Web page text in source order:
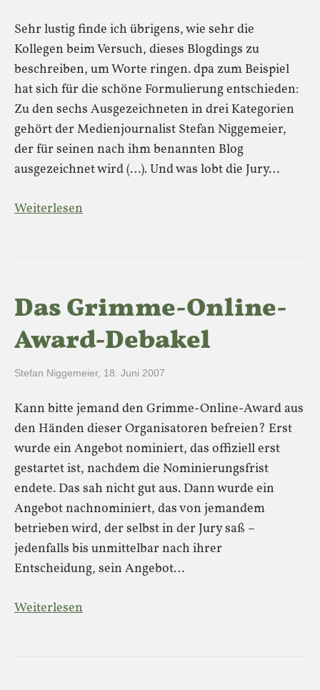
Sehr lustig finde ich übrigens, wie sehr die
Kollegen beim Versuch, dieses Blogdings zu
beschreiben, um Worte ringen. dpa zum Beispiel
hat sich für die schöne Formulierung entschieden:
Zu den sechs Ausgezeichneten in drei Kategorien
gehört der Medienjournalist Stefan Niggemeier,
der für seinen nach ihm benannten Blog
ausgezeichnet wird (…). Und was lobt die Jury…
Weiterlesen
Das Grimme-Online-
Award-Debakel
Stefan Niggemeier, 18. Juni 2007
Kann bitte jemand den Grimme-Online-Award aus
den Händen dieser Organisatoren befreien? Erst
wurde ein Angebot nominiert, das offiziell erst
gestartet ist, nachdem die Nominierungsfrist
endete. Das sah nicht gut aus. Dann wurde ein
Angebot nachnominiert, das von jemandem
betrieben wird, der selbst in der Jury saß –
jedenfalls bis unmittelbar nach ihrer
Entscheidung, sein Angebot…
Weiterlesen